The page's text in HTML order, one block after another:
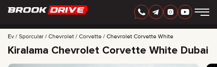
AED
MARKALAR
Ev Sporcular Chevrolet Corvette Chevrolet Corvette White
Kiralama Chevrolet Corvette White Dubai